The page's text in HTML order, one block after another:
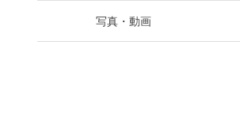
写真・動画